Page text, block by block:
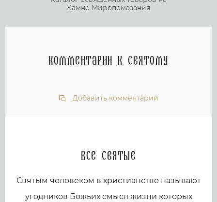
Камне Миропомазания
Комментарии к святому
Добавить комментарий
Все святые
Святым человеком в христианстве называют
угодников Божьих смысл жизни которых